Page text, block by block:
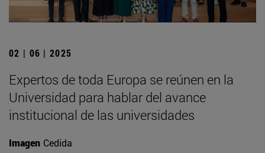
02 | 06 | 2025
Expertos de toda Europa se reúnen en la
Universidad para hablar del avance
institucional de las universidades
Imagen Cedida